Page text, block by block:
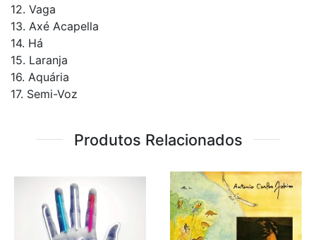
12. Vaga
13. Axé Acapella
14. Há
15. Laranja
16. Aquária
17. Semi-Voz
Produtos Relacionados